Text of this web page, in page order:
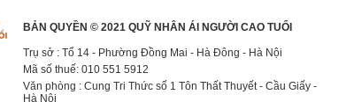
BẢN QUYỀN © 2021 QUỸ NHÂN ÁI NGƯỜI CAO TUỔI
Trụ sở : Tổ 14 - Phường Đồng Mai - Hà Đông - Hà Nội
Mã số thuế: 010 551 5912
Văn phòng : Cung Tri Thức số 1 Tôn Thất Thuyết - Cầu Giấy -
Hà Nội